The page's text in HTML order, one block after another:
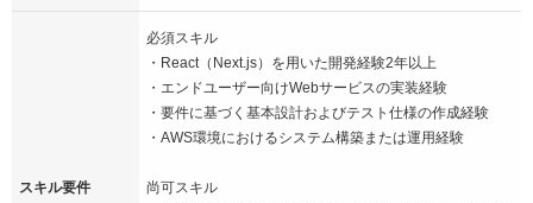
スキル要件
必須スキル
・React（Next.js）を用いた開発経験2年以上
・エンドユーザー向けWebサービスの実装経験
・要件に基づく基本設計およびテスト仕様の作成経験
・AWS環境におけるシステム構築または運用経験
尚可スキル